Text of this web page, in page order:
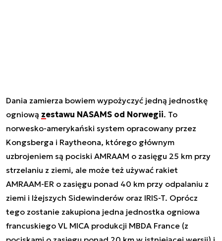
Dania zamierza bowiem wypożyczyć jedną jednostkę
ogniową zestawu NASAMS od Norwegii. To
norwesko-amerykański system opracowany przez
Kongsberga i Raytheona, którego głównym
uzbrojeniem są pociski AMRAAM o zasięgu 25 km przy
strzelaniu z ziemi, ale może też używać rakiet
AMRAAM-ER o zasięgu ponad 40 km przy odpalaniu z
ziemi i lżejszych Sidewinderów oraz IRIS-T. Oprócz
tego zostanie zakupiona jedna jednostka ogniowa
francuskiego VL MICA produkcji MBDA France (z